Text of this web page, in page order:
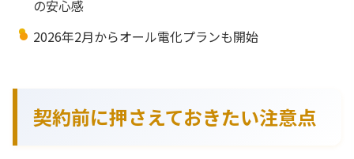
の安心感
2026年2月からオール電化プランも開始
契約前に押さえておきたい注意点